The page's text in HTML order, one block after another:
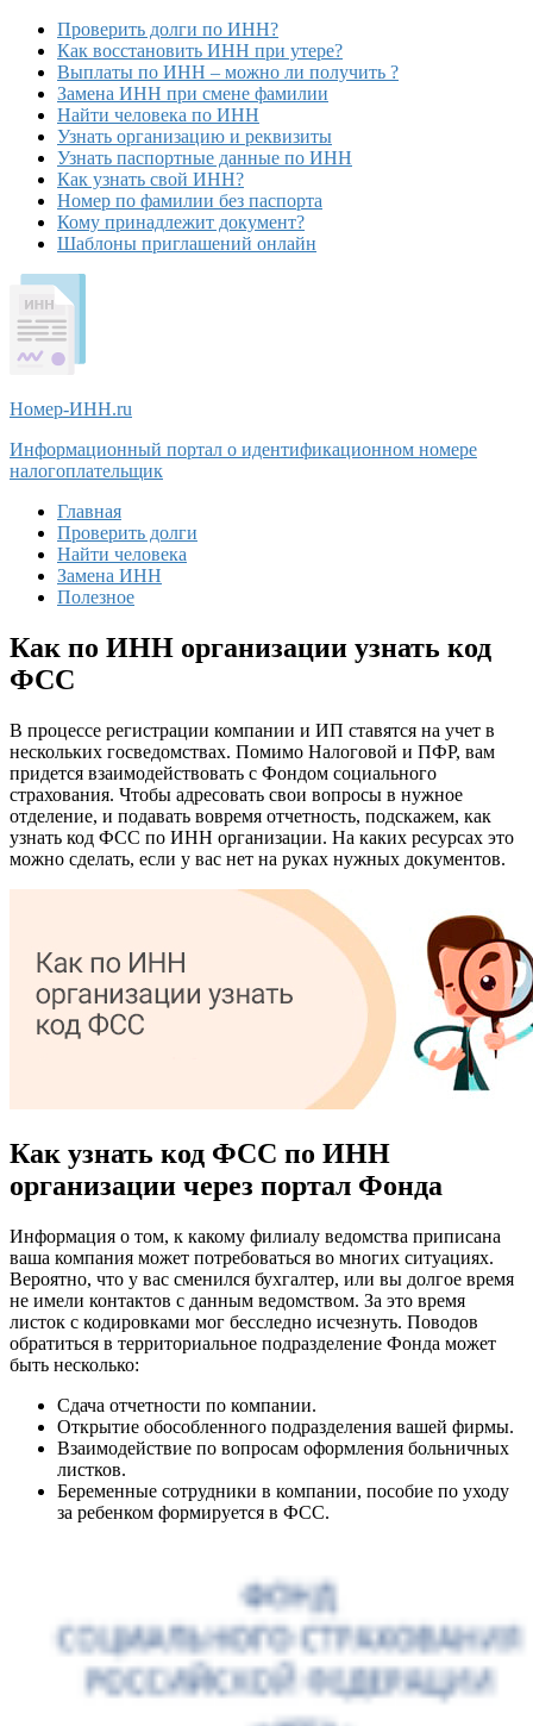
Проверить долги по ИНН?
Как восстановить ИНН при утере?
Выплаты по ИНН – можно ли получить ?
Замена ИНН при смене фамилии
Найти человека по ИНН
Узнать организацию и реквизиты
Узнать паспортные данные по ИНН
Как узнать свой ИНН?
Номер по фамилии без паспорта
Кому принадлежит документ?
Шаблоны приглашений онлайн
Номер-ИНН.ru
Информационный портал о идентификационном номере
налогоплательщик
Главная
Проверить долги
Найти человека
Замена ИНН
Полезное
Как по ИНН организации узнать код
ФСС
В процессе регистрации компании и ИП ставятся на учет в
нескольких госведомствах. Помимо Налоговой и ПФР, вам
придется взаимодействовать с Фондом социального
страхования. Чтобы адресовать свои вопросы в нужное
отделение, и подавать вовремя отчетность, подскажем, как
узнать код ФСС по ИНН организации. На каких ресурсах это
можно сделать, если у вас нет на руках нужных документов.
Как узнать код ФСС по ИНН
организации через портал Фонда
Информация о том, к какому филиалу ведомства приписана
ваша компания может потребоваться во многих ситуациях.
Вероятно, что у вас сменился бухгалтер, или вы долгое время
не имели контактов с данным ведомством. За это время
листок с кодировками мог бесследно исчезнуть. Поводов
обратиться в территориальное подразделение Фонда может
быть несколько:
Сдача отчетности по компании.
Открытие обособленного подразделения вашей фирмы.
Взаимодействие по вопросам оформления больничных
листков.
Беременные сотрудники в компании, пособие по уходу
за ребенком формируется в ФСС.